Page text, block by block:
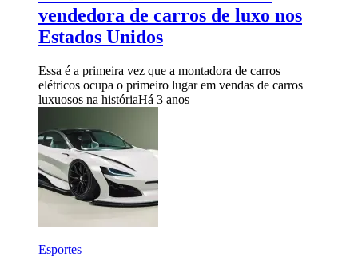
vendedora de carros de luxo nos
Estados Unidos
Essa é a primeira vez que a montadora de carros
elétricos ocupa o primeiro lugar em vendas de carros
luxuosos na históriaHá 3 anos
Esportes